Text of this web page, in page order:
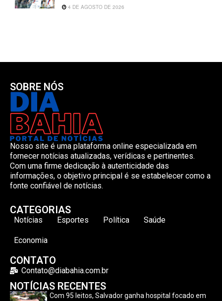
4 DE AGOSTO DE 2026
SOBRE NÓS
Nosso site é uma plataforma online especializada em
fornecer notícias atualizadas, verídicas e pertinentes.
Com uma firme dedicação à autenticidade das
informações, o objetivo principal é se estabelecer como a
fonte confiável de notícias.
CATEGORIAS
Notícias Esportes Política Saúde
Economia
CONTATO
Contato@diabahia.com.br
NOTÍCIAS RECENTES
Com 95 leitos, Salvador ganha hospital focado em